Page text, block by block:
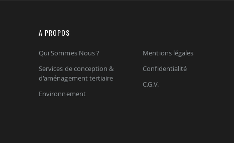
A PROPOS
Qui Sommes Nous ?
Services de conception &
d'aménagement tertiaire
Environnement
Mentions légales
Confidentialité
C.G.V.